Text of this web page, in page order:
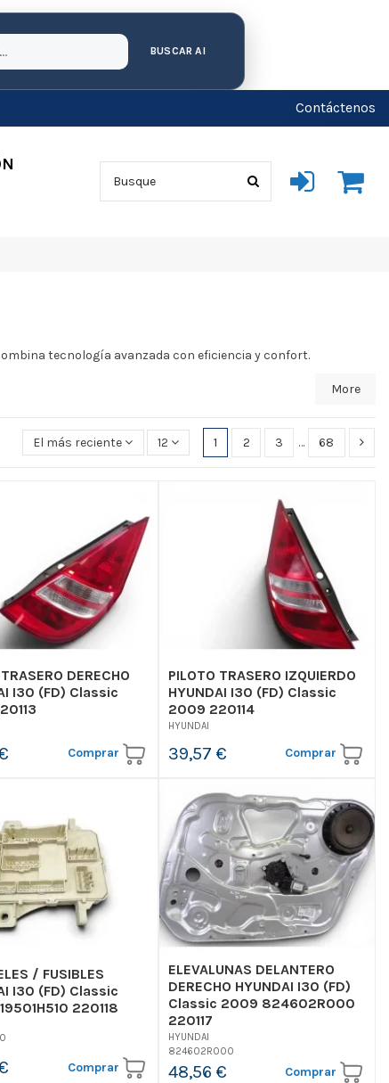
BUSCAR AI
Contáctenos
tecnología avanzada con eficiencia y confort.
More
El más reciente primero
12 1 2 3 … 68
DERECHO
I30 (FD) Classic
Comprar
PILOTO TRASERO IZQUIERDO
HYUNDAI I30 (FD) Classic
2009 220114
HYUNDAI
39,57 € Comprar
/ FUSIBLES
I30 (FD) Classic
220118
Comprar
ELEVALUNAS DELANTERO
DERECHO HYUNDAI I30 (FD)
Classic 2009 824602R000
220117
HYUNDAI
824602R000
48,56 € Comprar